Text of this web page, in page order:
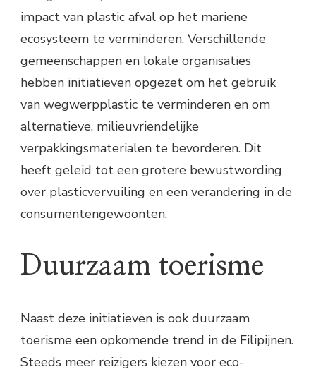
impact van plastic afval op het mariene
ecosysteem te verminderen. Verschillende
gemeenschappen en lokale organisaties
hebben initiatieven opgezet om het gebruik
van wegwerpplastic te verminderen en om
alternatieve, milieuvriendelijke
verpakkingsmaterialen te bevorderen. Dit
heeft geleid tot een grotere bewustwording
over plasticvervuiling en een verandering in de
consumentengewoonten.
Duurzaam toerisme
Naast deze initiatieven is ook duurzaam
toerisme een opkomende trend in de Filipijnen.
Steeds meer reizigers kiezen voor eco-